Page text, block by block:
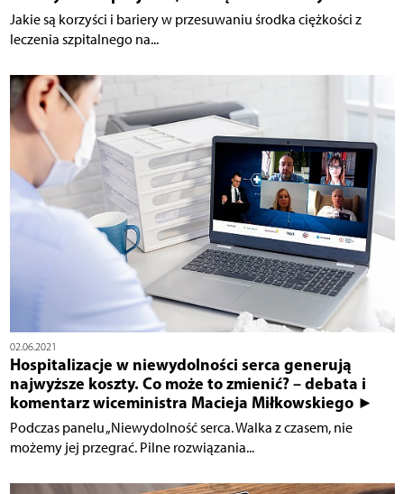
Jakie są korzyści i bariery w przesuwaniu środka ciężkości z
leczenia szpitalnego na...
02.06.2021
Hospitalizacje w niewydolności serca generują
najwyższe koszty. Co może to zmienić? – debata i
komentarz wiceministra Macieja Miłkowskiego ►
Podczas panelu „Niewydolność serca. Walka z czasem, nie
możemy jej przegrać. Pilne rozwiązania...